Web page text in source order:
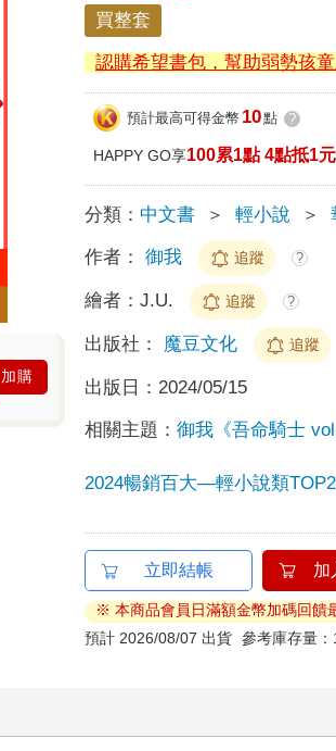
加購
買整套
認購希望書包，幫助弱勢孩童
預計最高可得金幣 10點 ?
HAPPY GO享100累1點 4點抵1元
分類： 中文書 ＞ 輕小說 ＞
作者： 御我 追蹤 ?
繪者：J.U. 追蹤 ?
出版社： 魔豆文化 追蹤
出版日： 2024/05/15
相關主題：御我《吾命騎士
2024暢銷百大—輕小說類
立即結帳 加
※ 本商品會員日滿額金幣加碼回饋
預計 2026/08/07 出貨 參考庫存量